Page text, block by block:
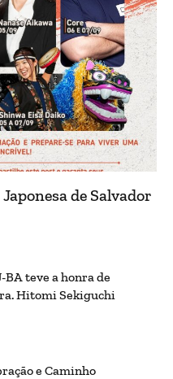
de Salvador
BA teve a honra de
Hitomi Sekiguchi
e Caminho